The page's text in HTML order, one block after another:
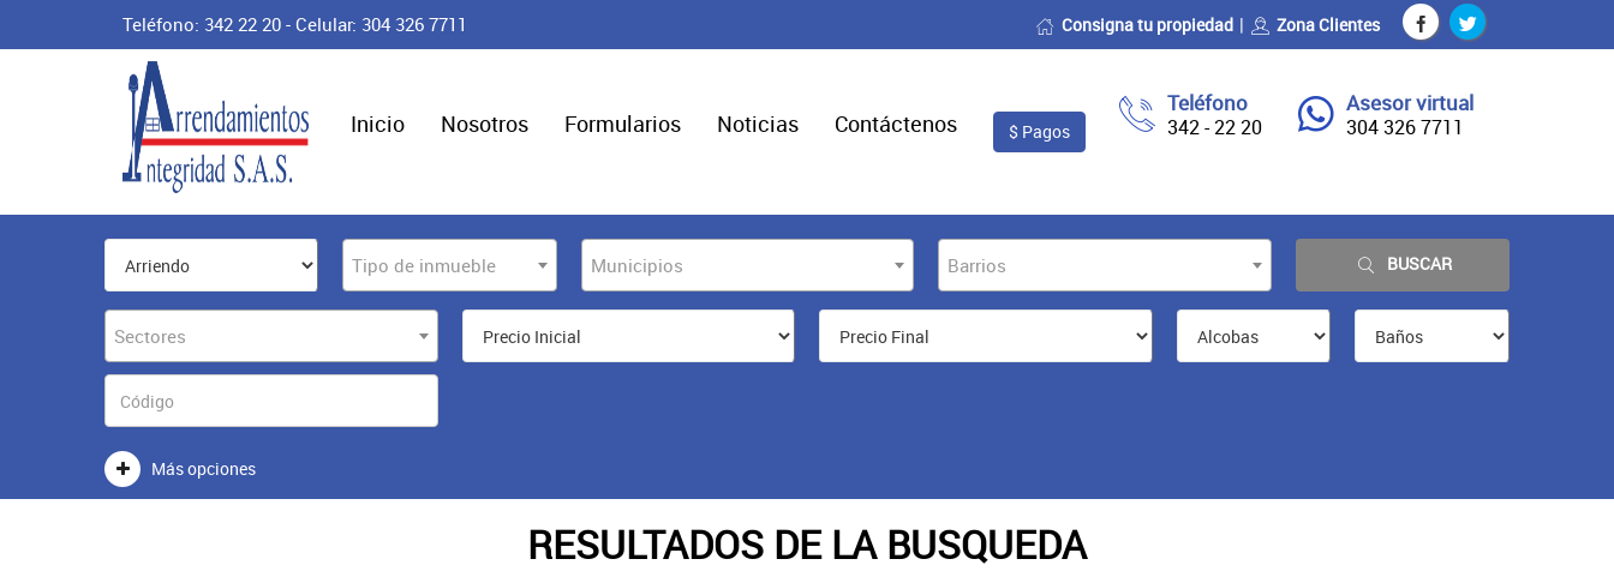
Teléfono: 342 22 20 - Celular: 304 326 7711 Consigna tu propiedad Zona Clientes
Teléfono
342 - 22 20
Asesor virtual
304 326 7711
Inicio Nosotros Formularios Noticias Contáctenos $ Pagos
Tipo de inmueble Municipios Barrios BUSCAR
Sectores
Más opciones
RESULTADOS DE LA BUSQUEDA